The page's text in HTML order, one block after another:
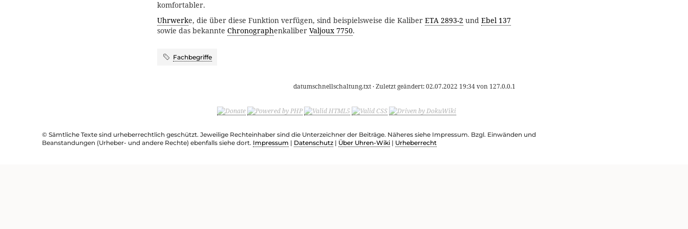
komfortabler.
Uhrwerke, die über diese Funktion verfügen, sind beispielsweise die Kaliber ETA 2893-2‎ und Ebel 137
sowie das bekannte Chronographenkaliber Valjoux 7750.
Fachbegriffe
datumschnellschaltung.txt· Zuletzt geändert:02.07.2022 19:34von 127.0.0.1
© Sämtliche Texte sind urheberrechtlich geschützt. Jeweilige Rechteinhaber sind die Unterzeichner der Beiträge. Näheres siehe Impressum. Bzgl. Einwänden und
Beanstandungen (Urheber- und andere Rechte) ebenfalls siehe dort. Impressum | Datenschutz | Über Uhren-Wiki | Urheberrecht